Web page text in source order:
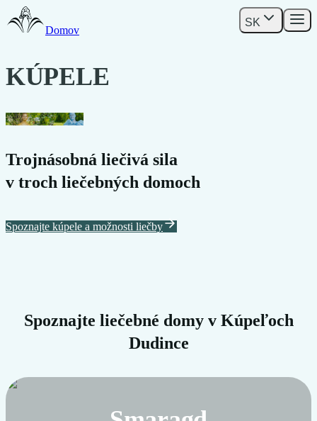
Domov
SK
KÚPELE
DUDINCE
Trojnásobná liečivá sila
v troch liečebných domoch
Spoznajte kúpele a možnosti liečby
Spoznajte liečebné domy v Kúpeľoch
Dudince